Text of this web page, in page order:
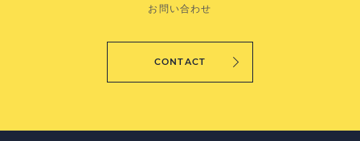
お問い合わせ
CONTACT